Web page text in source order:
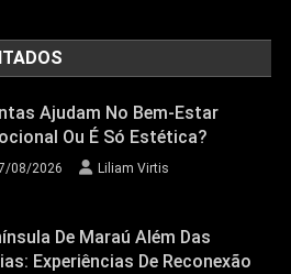
Ajudam No Bem-Estar
Ou É Só Estética?
08/2026 Liliam Virtis
De Maraú Além Das
Experiências De Reconexão